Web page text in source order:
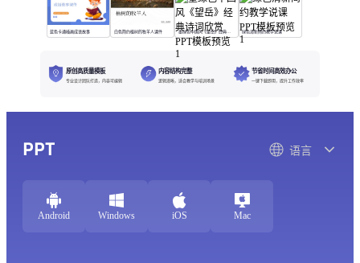
蓝色卡通插画成语故事 白色简约植树的牧羊人课件 墨绿色中国风《望岳》经典诗词欣赏 绿色清新简约教学说课
原创高质量模板
专业设计团队打造，内容可编辑
内容结构完整
逻辑清晰，适合教学与培训场景
节省时间高效办公
一键下载即用，提升工作效率
PPT 语言
Android Windows iOS Mac